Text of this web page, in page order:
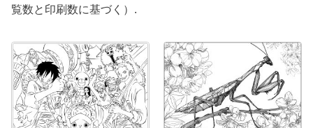
覧数と印刷数に基づく）.